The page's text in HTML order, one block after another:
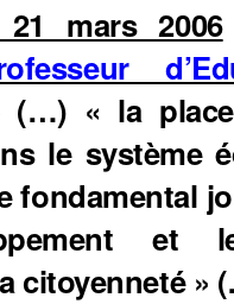
mars 2006
(…) « la place
le système
fondamental
et
citoyenneté »